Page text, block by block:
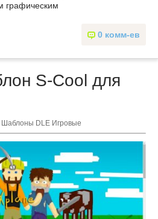
графическим
0 комм-ев
S-Cool для
Шаблоны DLE Игровые